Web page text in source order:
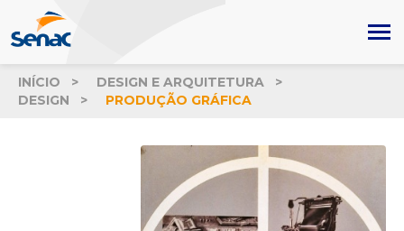
INÍCIO
DESIGN E ARQUITETURA
DESIGN
PRODUÇÃO GRÁFICA